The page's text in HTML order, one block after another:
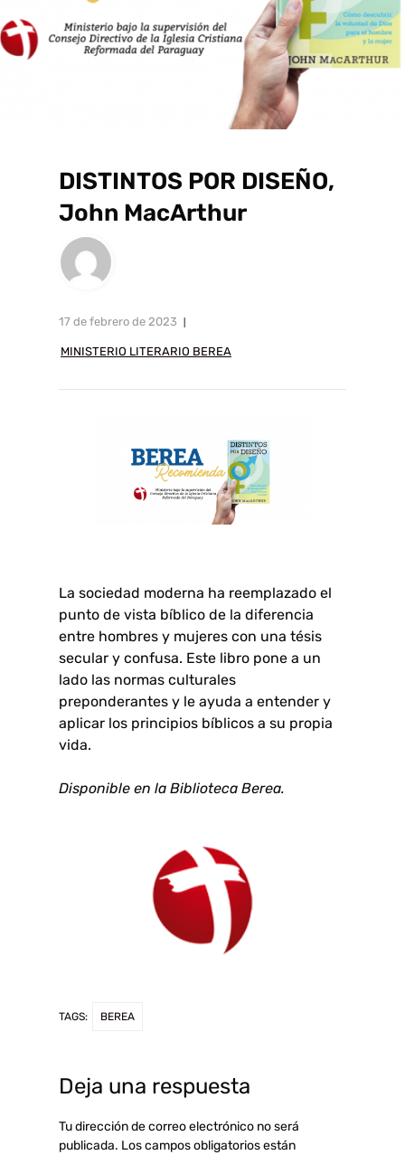
DISTINTOS POR DISEÑO,
John MacArthur
17 de febrero de 2023
MINISTERIO LITERARIO BEREA
La sociedad moderna ha reemplazado el
punto de vista bíblico de la diferencia
entre hombres y mujeres con una tésis
secular y confusa. Este libro pone a un
lado las normas culturales
preponderantes y le ayuda a entender y
aplicar los principios bíblicos a su propia
vida.
Disponible en la Biblioteca Berea.
TAGS: BEREA
Deja una respuesta
Tu dirección de correo electrónico no será
publicada. Los campos obligatorios están